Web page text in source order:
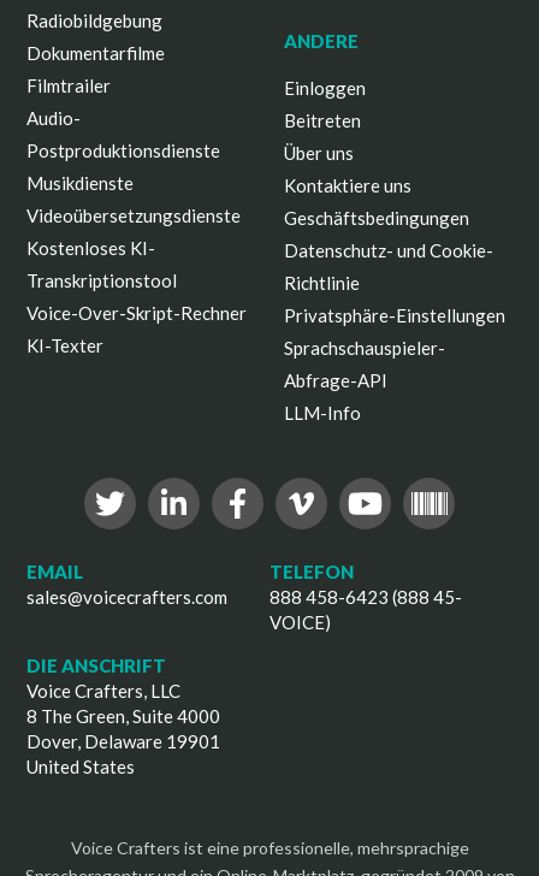
Radiobildgebung
Dokumentarfilme
Filmtrailer
Audio-
Postproduktionsdienste
Musikdienste
Videoübersetzungsdienste
Kostenloses KI-
Transkriptionstool
Voice-Over-Skript-Rechner
KI-Texter
ANDERE
Einloggen
Beitreten
Über uns
Kontaktiere uns
Geschäftsbedingungen
Datenschutz- und Cookie-
Richtlinie
Privatsphäre-Einstellungen
Sprachschauspieler-
Abfrage-API
LLM-Info
EMAIL
sales@voicecrafters.com
TELEFON
888 458-6423 (888 45-
VOICE)
DIE ANSCHRIFT
Voice Crafters, LLC
8 The Green, Suite 4000
Dover, Delaware 19901
United States
Voice Crafters ist eine professionelle, mehrsprachige